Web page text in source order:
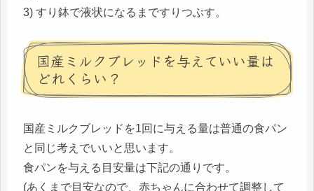
3) すり鉢で液状になるまですりつぶす。
国産ミルクブレッドを与えていい量は
どれくらい？
国産ミルクブレッドを1回に与える量は普通の食パン
と同じ考えでいいと思います。
食パンを与える目安量は下記の通りです。
(あくまで目安なので、赤ちゃんに合わせて調整して